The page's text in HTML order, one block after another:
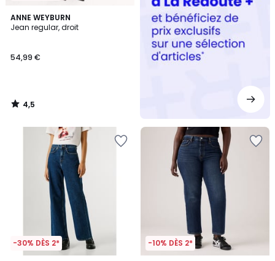
ANNE WEYBURN
Jean regular, droit
54,99 €
4,5
/ 5
4,5
/
-30% DÈS 2* -10% DÈS 2*